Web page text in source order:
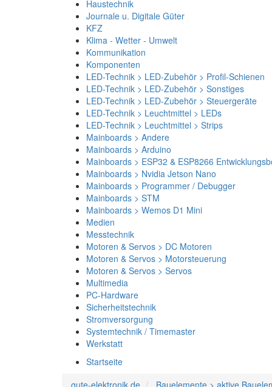
Haustechnik
Journale u. Digitale Güter
KFZ
Klima - Wetter - Umwelt
Kommunikation
Komponenten
LED-Technik > LED-Zubehör > Profil-Schienen
LED-Technik > LED-Zubehör > Sonstiges
LED-Technik > LED-Zubehör > Steuergeräte
LED-Technik > Leuchtmittel > LEDs
LED-Technik > Leuchtmittel > Strips
Mainboards > Andere
Mainboards > Arduino
Mainboards > ESP32 & ESP8266
Mainboards > Nvidia Jetson Nano
Mainboards > Programmer / Debugger
Mainboards > STM
Mainboards > Wemos D1 Mini
Medien
Messtechnik
Motoren & Servos > DC Motoren
Motoren & Servos > Motorsteuerung
Motoren & Servos > Servos
Multimedia
PC-Hardware
Sicherheitstechnik
Stromversorgung
Systemtechnik / Timemaster
Werkstatt
Startseite
gute-elektronik.de
Bauelemente > aktive